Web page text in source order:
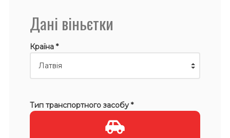
Дані віньєтки
Країна *
Тип транспортного засобу *